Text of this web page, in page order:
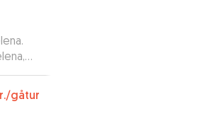
/gåtur